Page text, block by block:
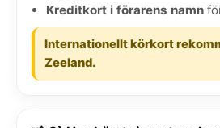
Kreditkort i förarens namn
Internationellt körkort
Zeeland.